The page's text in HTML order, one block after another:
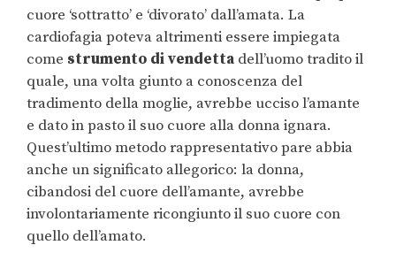
cuore ‘sottratto’ e ‘divorato’ dall’amata. La
cardiofagia poteva altrimenti essere impiegata
come strumento di vendetta dell’uomo tradito il
quale, una volta giunto a conoscenza del
tradimento della moglie, avrebbe ucciso l’amante
e dato in pasto il suo cuore alla donna ignara.
Quest’ultimo metodo rappresentativo pare abbia
anche un significato allegorico: la donna,
cibandosi del cuore dell’amante, avrebbe
involontariamente ricongiunto il suo cuore con
quello dell’amato.